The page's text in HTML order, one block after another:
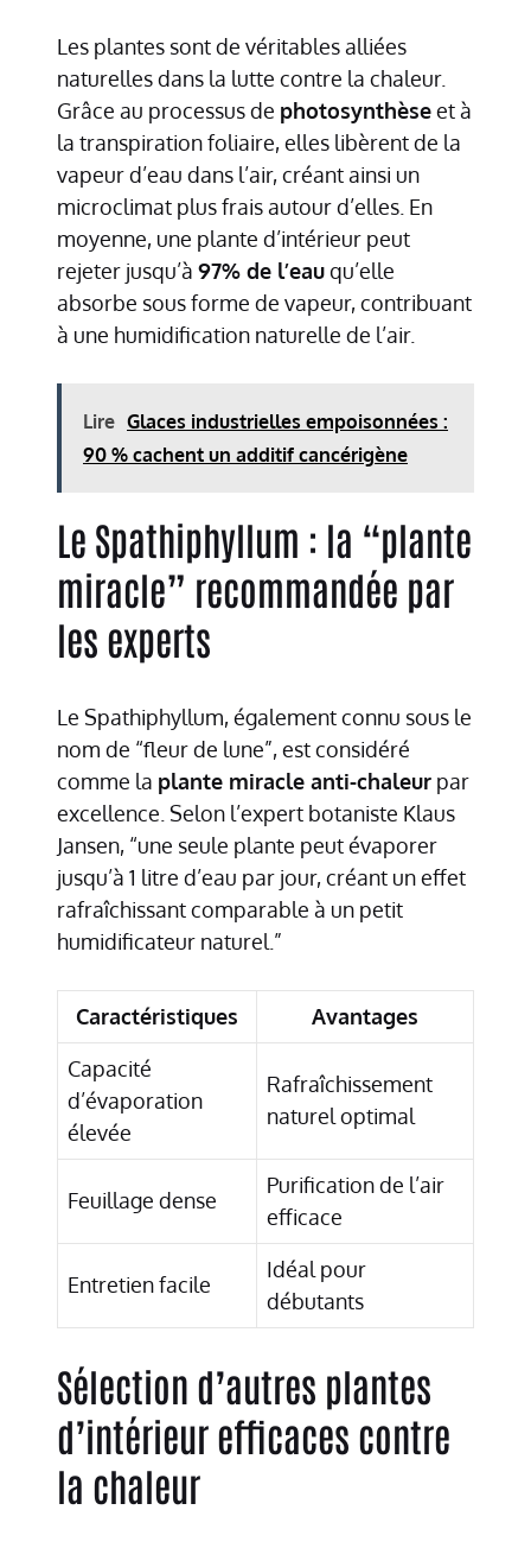
Les plantes sont de véritables alliées
naturelles dans la lutte contre la chaleur.
Grâce au processus de photosynthèseet à
la transpiration foliaire, elles libèrent de la
vapeur d’eau dans l’air, créant ainsi un
microclimat plus frais autour d’elles. En
moyenne, une plante d’intérieur peut
rejeter jusqu’à 97% de l’eauqu’elle
absorbe sous forme de vapeur, contribuant
à une humidification naturelle de l’air.
Lire Glaces industrielles empoisonnées :
90 % cachent un additif cancérigène
Le Spathiphyllum : la “plante
miracle” recommandée par
les experts
Le Spathiphyllum, également connu sous le
nom de “fleur de lune”, est considéré
comme la plante miracle anti-chaleur par
excellence. Selon l’expert botaniste Klaus
Jansen, “une seule plante peut évaporer
jusqu’à 1 litre d’eau par jour, créant un effet
rafraîchissant comparable à un petit
humidificateur naturel.”
Caractéristiques
Avantages
Capacité
d’évaporation
élevée
Rafraîchissement
naturel optimal
Feuillage dense
Purification de l’air
efficace
Entretien facile
Idéal pour
débutants
Sélection d’autres plantes
d’intérieur efficaces contre
la chaleur